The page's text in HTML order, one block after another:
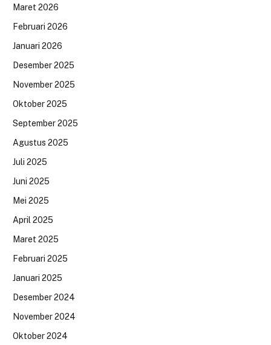
Maret 2026
Februari 2026
Januari 2026
Desember 2025
November 2025
Oktober 2025
September 2025
Agustus 2025
Juli 2025
Juni 2025
Mei 2025
April 2025
Maret 2025
Februari 2025
Januari 2025
Desember 2024
November 2024
Oktober 2024